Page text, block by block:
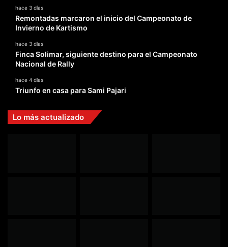
hace 3 días
Remontadas marcaron el inicio del Campeonato de
Invierno de Kartismo
hace 3 días
Finca Solimar, siguiente destino para el Campeonato
Nacional de Rally
hace 4 días
Triunfo en casa para Sami Pajari
Lo más actualizado